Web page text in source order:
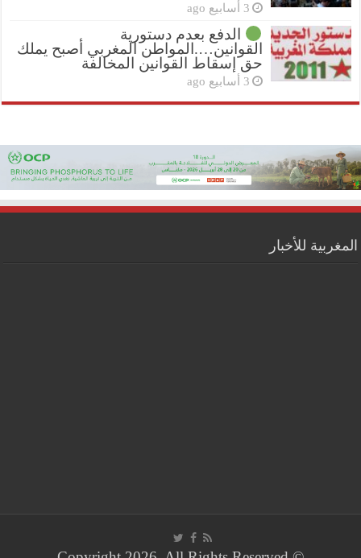
3 أسابيع ago
الدفع بعدم دستورية
القوانين….المواطن المغربي أصبح يملك
حق إسقاط القوانين المخالفة
3 أسابيع ago
المغربية للأخبار